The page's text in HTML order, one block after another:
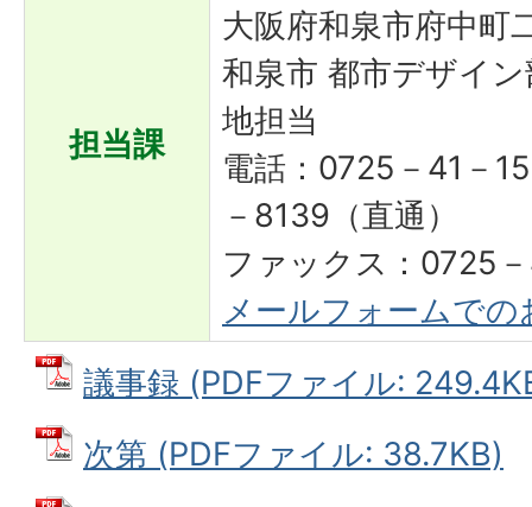
担当課
大阪府和泉市府中町
和泉市 都市デザイ
地担当
電話：0725－41－
－8139（直通）
ファックス：0725
メールフォームでの
議事録 (PDFファイル:
次第 (PDFファイル: 38.7KB)